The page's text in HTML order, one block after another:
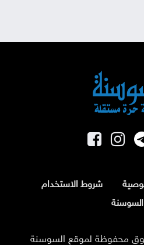
شروط الاستخدام